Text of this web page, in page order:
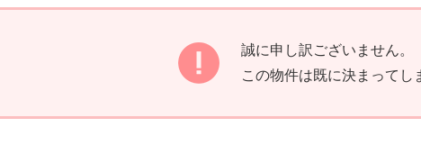
誠に申し訳ございません。
この物件は既に決まってし